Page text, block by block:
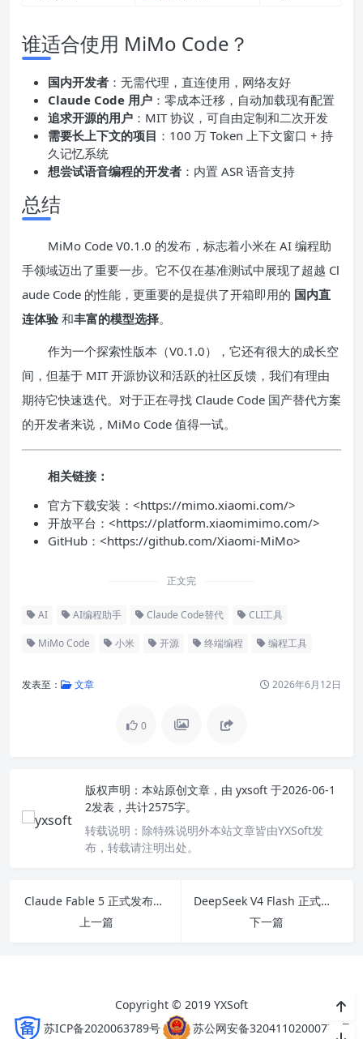
谁适合使用 MiMo Code？
国内开发者 ：无需代理，直连使用，网络友好
Claude Code 用户 ：零成本迁移，自动加载现有配置
追求开源的用户 ：MIT 协议，可自由定制和二次开发
需要长上下文的项目 ：100 万 Token 上下文窗口 + 持
久记忆系统
想尝试语音编程的开发者 ：内置 ASR 语音支持
总结
MiMo Code V0.1.0 的发布，标志着小米在 AI 编程助
手领域迈出了重要一步。它不仅在基准测试中展现了超越 Cl
aude Code 的性能，更重要的是提供了开箱即用的 国内直
连体验和丰富的模型选择。
作为一个探索性版本（V0.1.0），它还有很大的成长空
间，但基于 MIT 开源协议和活跃的社区反馈，我们有理由
期待它快速迭代。对于正在寻找 Claude Code 国产替代方案
的开发者来说，MiMo Code 值得一试。
相关链接：
官方下载安装：<https://mimo.xiaomi.com/>
开放平台：<https://platform.xiaomimimo.com/>
GitHub：<https://github.com/Xiaomi-MiMo>
正文完
AI AI编程助手 Claude Code替代 CLI工具
MiMo Code 小米 开源 终端编程 编程工具
发表至： 文章 2026年6月12日
0
版权声明： 本站原创文章，由 yxsoft 于2026-06-1
2发表，共计2575字。
转载说明： 除特殊说明外本站文章皆由YXSoft发
布，转载请注明出处。
Claude Fable 5 正式发布：Anthropic 把”神话级”模型带给了所有人
上一篇
DeepSeek V4 Flash 正式版深度评测：Agent 能力暴涨，价格仅为 GPT-5.6 的 1/5
下一篇
Copyright © 2019 YXSoft
苏ICP备2020063789号
苏公网安备32041102000777号